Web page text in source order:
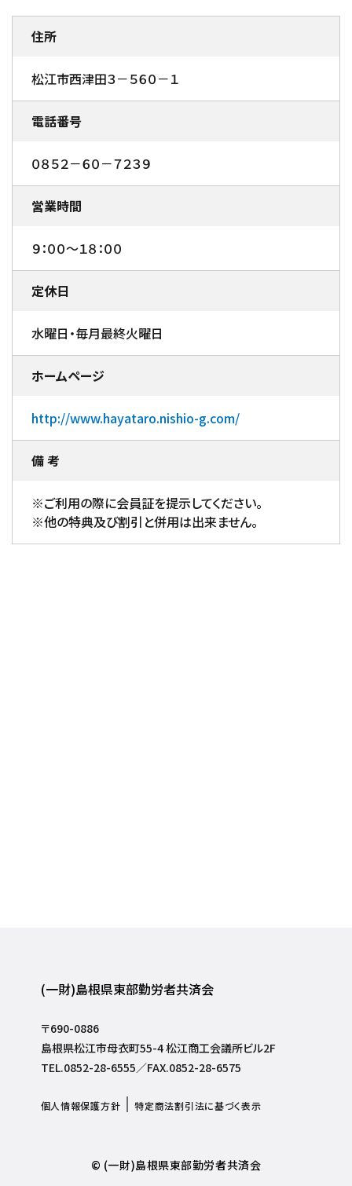
住所
松江市西津田３－５６０－１
電話番号
０８５２－６０－７２３９
営業時間
９：００～１８：００
定休日
水曜日・毎月最終火曜日
ホームページ
http://www.hayataro.nishio-g.com/
備 考
※ご利用の際に会員証を提示してください。
※他の特典及び割引と併用は出来ません。
(一財)島根県東部勤労者共済会
〒690-0886
島根県松江市母衣町55-4 松江商工会議所ビル2F
TEL.0852-28-6555／FAX.0852-28-6575
個人情報保護方針 特定商法割引法に基づく表示
© (一財)島根県東部勤労者共済会